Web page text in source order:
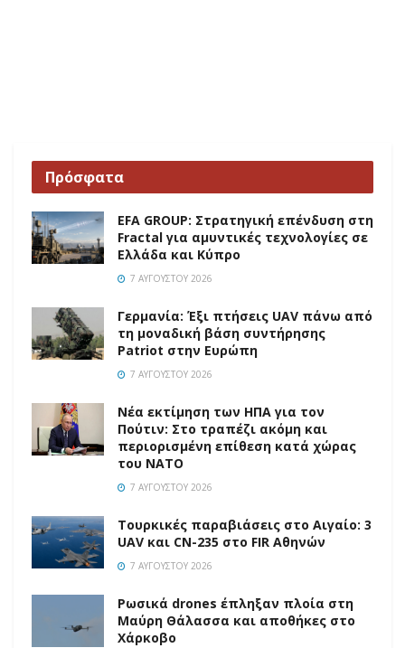
Πρόσφατα
EFA GROUP: Στρατηγική επένδυση στη
Fractal για αμυντικές τεχνολογίες σε
Ελλάδα και Κύπρο
7 ΑΥΓΟΎΣΤΟΥ 2026
Γερμανία: Έξι πτήσεις UAV πάνω από
τη μοναδική βάση συντήρησης
Patriot στην Ευρώπη
7 ΑΥΓΟΎΣΤΟΥ 2026
Νέα εκτίμηση των ΗΠΑ για τον
Πούτιν: Στο τραπέζι ακόμη και
περιορισμένη επίθεση κατά χώρας
του ΝΑΤΟ
7 ΑΥΓΟΎΣΤΟΥ 2026
Τουρκικές παραβιάσεις στο Αιγαίο: 3
UAV και CN-235 στο FIR Αθηνών
7 ΑΥΓΟΎΣΤΟΥ 2026
Ρωσικά drones έπληξαν πλοία στη
Μαύρη Θάλασσα και αποθήκες στο
Χάρκοβο